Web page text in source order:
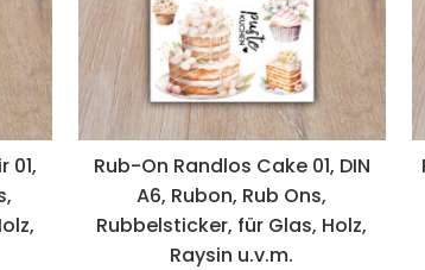
01,
Rub-On Randlos Cake 01, DIN
A6, Rubon, Rub Ons,
Rubbelsticker, für Glas, Holz,
Raysin u.v.m.